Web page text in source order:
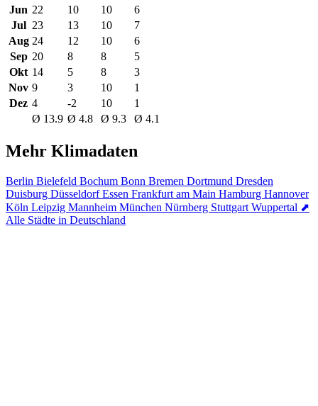
Jun 22 10 10
6
Jul 23 13 10
7
Aug 24 12 10
6
Sep 20 8 8
5
Okt 14 5 8
3
Nov 9 3 10
1
Dez 4 -2 10
1
Ø 13.9 Ø 4.8 Ø 9.3 Ø 4.1
Mehr Klimadaten
Berlin Bielefeld Bochum Bonn Bremen Dortmund Dresden
Duisburg DüsseldorfEssen Frankfurt am Main Hamburg Hannover
Köln Leipzig Mannheim München Nürnberg Stuttgart Wuppertal ⬈
Alle Städte in Deutschland